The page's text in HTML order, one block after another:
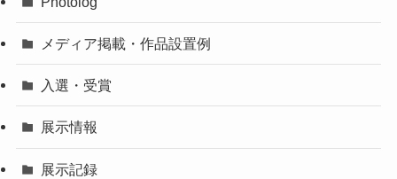
メディア掲載・作品設置例
入選・受賞
展示情報
展示記録